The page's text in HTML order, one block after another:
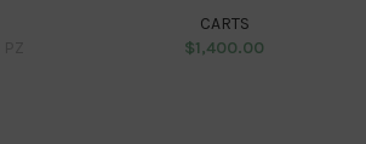
CARTS
$1,400.00